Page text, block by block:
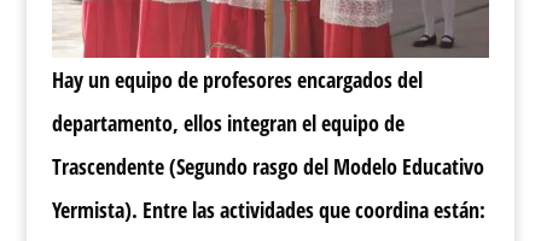
Hay un equipo de profesores encargados del
departamento, ellos integran el equipo de
Trascendente (Segundo rasgo del Modelo Educativo
Yermista). Entre las actividades que coordina están: